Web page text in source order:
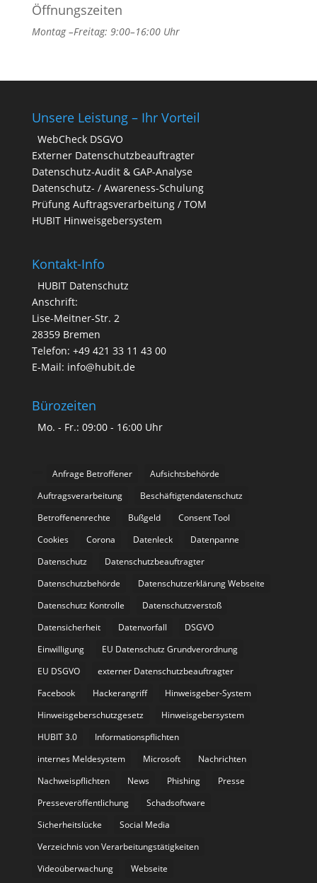
Öffnungszeiten
Montag –Freitag: 9:00–16:00 Uhr
Unsere Leistung – Ihr Vorteil
WebCheck DSGVO
Externer Datenschutzbeauftragter
Datenschutz-Audit & GAP-Analyse
Datenschutz- / Awareness-Schulung
Prüfung Auftragsverarbeitung / TOM
HUBIT Hinweisgebersystem
Kontakt-Info
HUBIT Datenschutz
Anschrift:
Lise-Meitner-Str. 2
28359 Bremen
Telefon: +49 421 33 11 43 00
E-Mail: info@hubit.de
Bürozeiten
Mo. - Fr.: 09:00 - 16:00 Uhr
Anfrage Betroffener
Aufsichtsbehörde
Auftragsverarbeitung
Beschäftigtendatenschutz
Betroffenenrechte
Bußgeld
Consent Tool
Cookies
Corona Datenleck
Datenpanne
Datenschutz
Datenschutzbeauftragter
Datenschutzbehörde
Datenschutzerklärung Webseite
Datenschutz Kontrolle
Datenschutzverstoß
Datensicherheit
Datenvorfall
DSGVO
Einwilligung
EU Datenschutz Grundverordnung
EU DSGVO
externer Datenschutzbeauftragter
Facebook
Hackerangriff
Hinweisgeber-System
Hinweisgeberschutzgesetz
Hinweisgebersystem
HUBIT 3.0
Informationspflichten
internes Meldesystem
Microsoft
Nachrichten
Nachweispflichten
News Phishing
Presse
Presseveröffentlichung
Schadsoftware
Sicherheitslücke
Social Media
Verzeichnis von Verarbeitungstätigkeiten
Videoüberwachung
Webseite